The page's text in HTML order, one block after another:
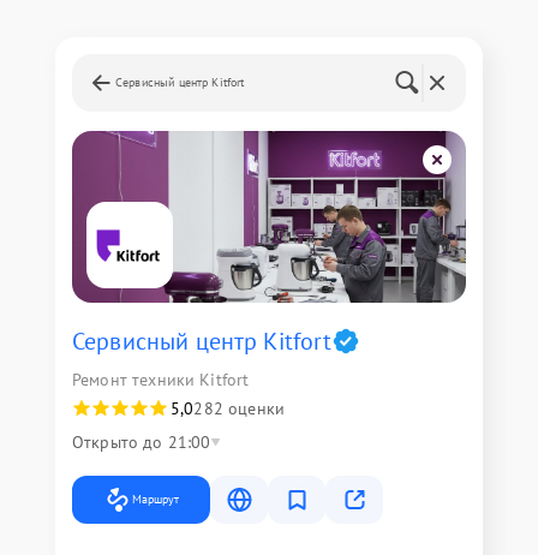
Сервисный центр Kitfort
Сервисный центр Kitfort
Ремонт техники Kitfort
5,0282 оценки
Открыто до 21:00
Маршрут